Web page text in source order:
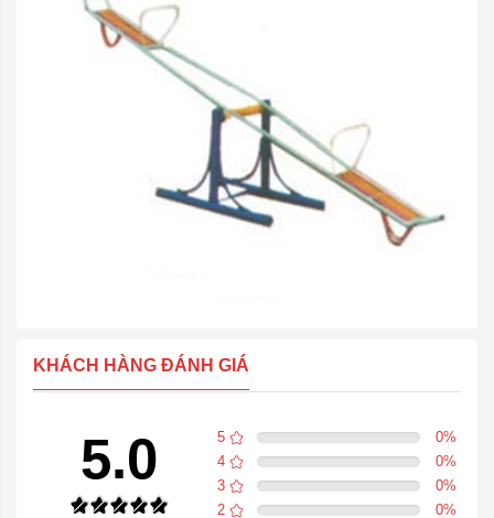
KHÁCH HÀNG ĐÁNH GIÁ
5.0 5 0%
4
0%
3
0%
2
0%